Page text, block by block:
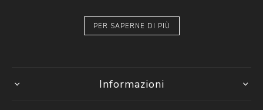
PER SAPERNE DI PIÙ
Informazioni